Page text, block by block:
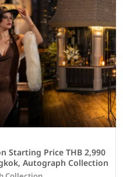
Starting Price THB 2,990
Autograph Collection